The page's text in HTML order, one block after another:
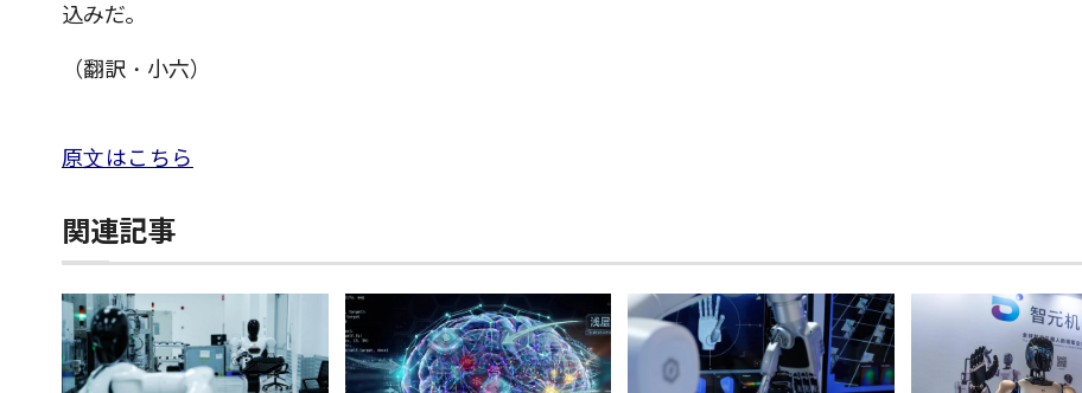
込みだ。
（翻訳・小六）
原文はこちら
関連記事